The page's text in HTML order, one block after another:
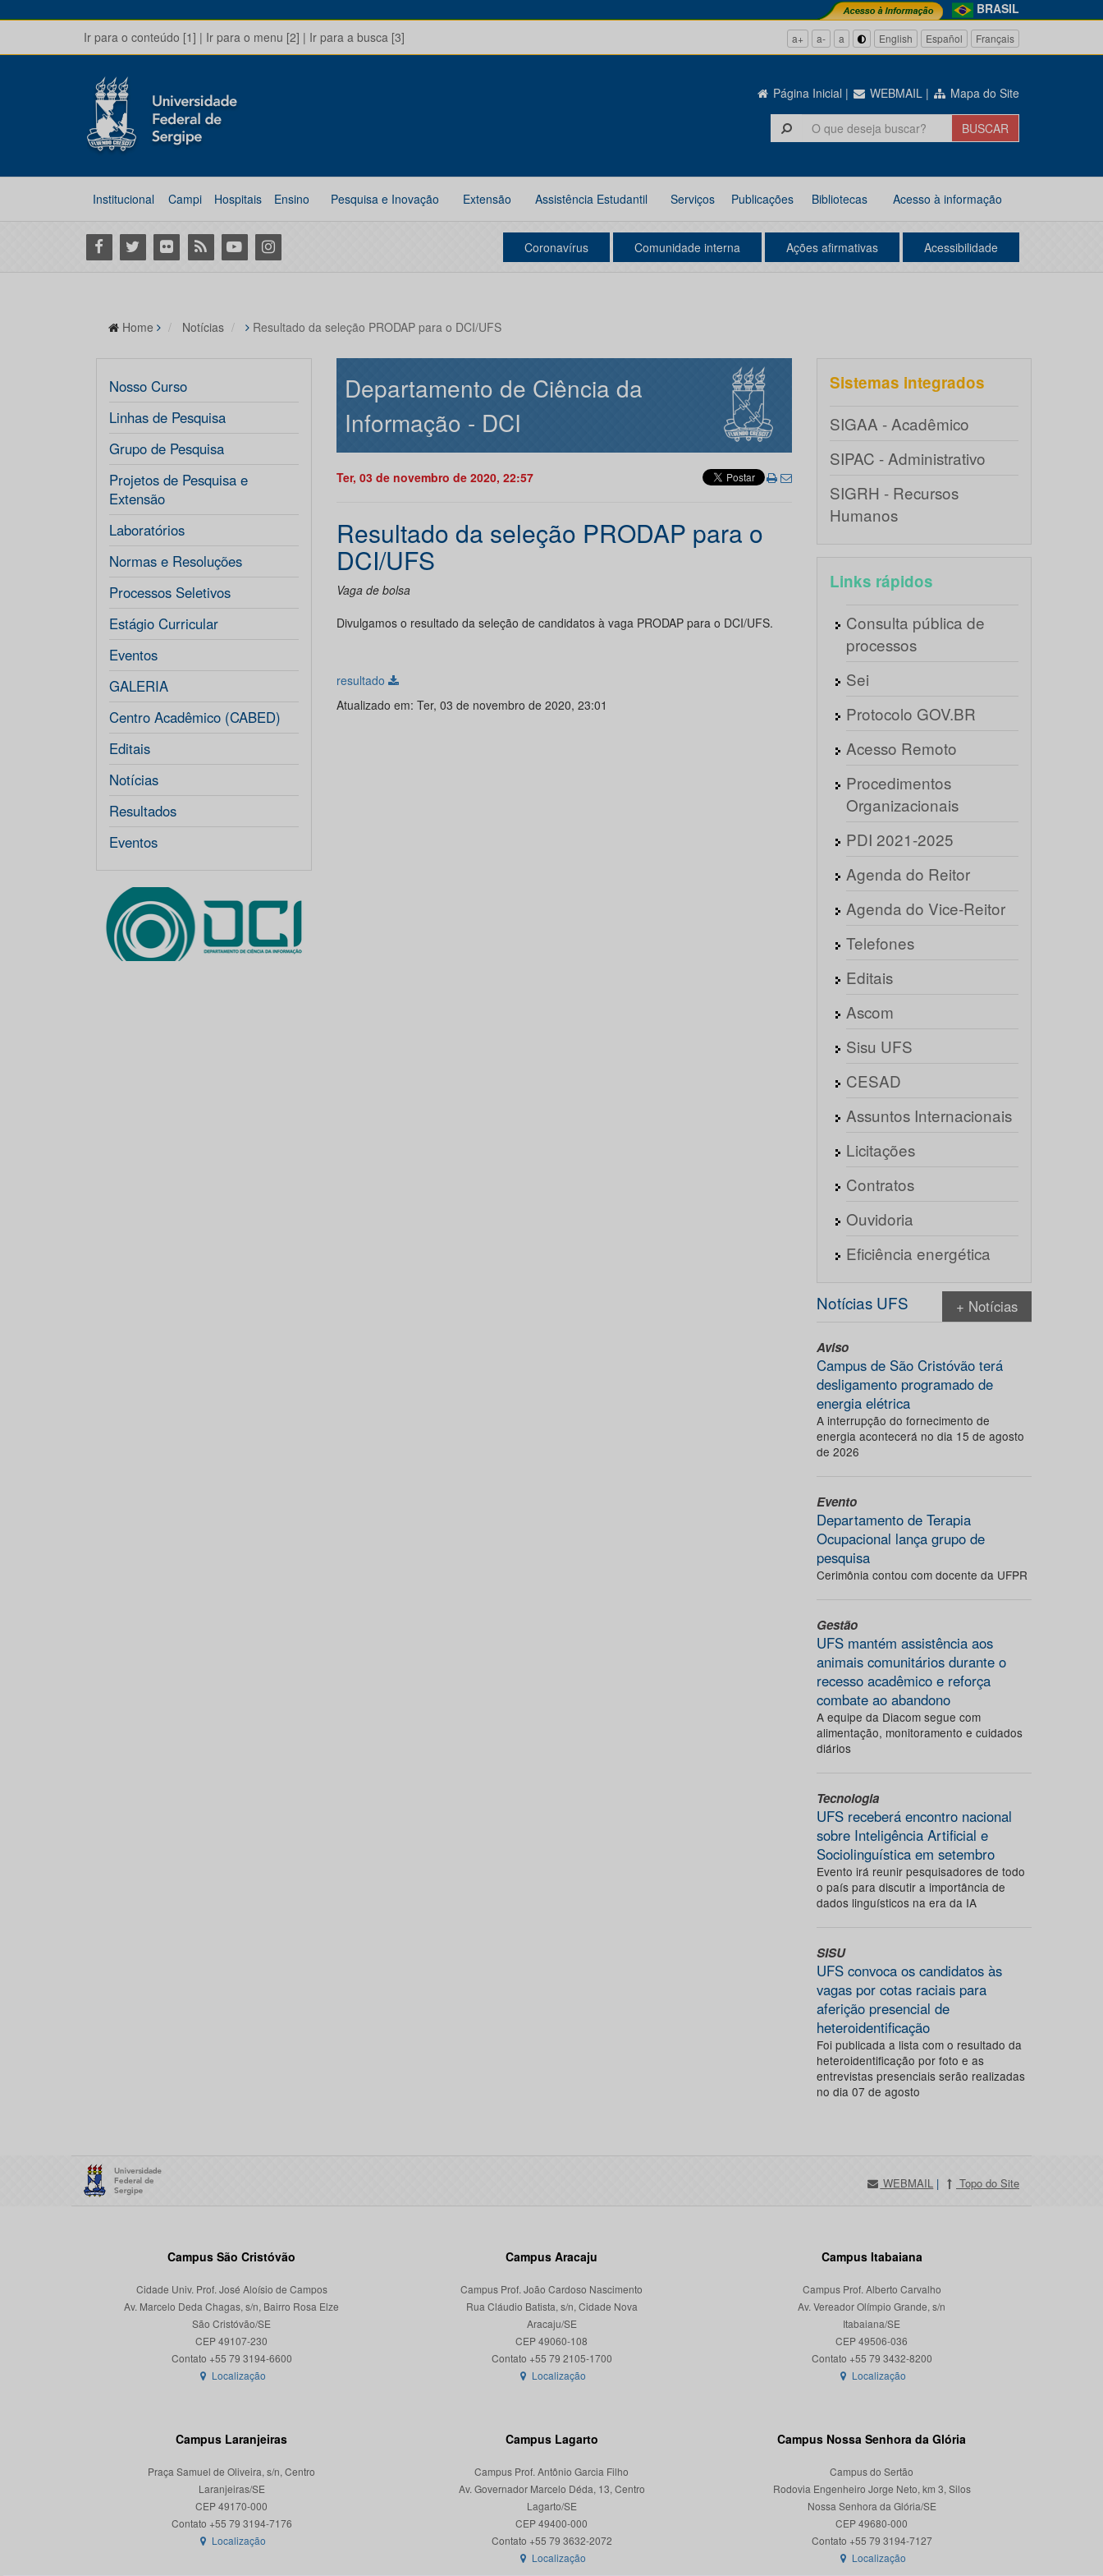
BRASIL
Ir para o conteúdo [1] | Ir para o menu [2] | Ir para a busca [3] a+ a- a English Español Français
Página Inicial | WEBMAIL | Mapa do Site
Institucional Campi Hospitais Ensino Pesquisa e Inovação Extensão Assistência Estudantil Serviços Publicações Bibliotecas Acesso à informação
Facebook
Twitter Flickr RSS YoutubeInstagram Coronavírus Comunidade interna Ações afirmativas Acessibilidade
Home Notícias Resultado da seleção PRODAP para o DCI/UFS
Nosso Curso
Linhas de Pesquisa
Grupo de Pesquisa
Projetos de Pesquisa e
Extensão
Laboratórios
Normas e Resoluções
Processos Seletivos
Estágio Curricular
Eventos
GALERIA
Centro Acadêmico (CABED)
Editais
Notícias
Resultados
Eventos
Departamento de Ciência da
Informação - DCI
Ter, 03 de novembro de 2020, 22:57
Resultado da seleção PRODAP para o
DCI/UFS
Vaga de bolsa
Divulgamos o resultado da seleção de candidatos à vaga PRODAP para o DCI/UFS.
resultado
Atualizado em: Ter, 03 de novembro de 2020, 23:01
Sistemas integrados
SIGAA - Acadêmico
SIPAC - Administrativo
SIGRH - Recursos
Humanos
Links rápidos
Consulta pública de
processos
Sei
Protocolo GOV.BR
Acesso Remoto
Procedimentos
Organizacionais
PDI 2021-2025
Agenda do Reitor
Agenda do Vice-Reitor
Telefones
Editais
Ascom
Sisu UFS
CESAD
Assuntos Internacionais
Licitações
Contratos
Ouvidoria
Eficiência energética
Notícias UFS + Notícias
Aviso
Campus de São Cristóvão terá
desligamento programado de
energia elétrica
A interrupção do fornecimento de
energia acontecerá no dia 15 de agosto
de 2026
Evento
Departamento de Terapia
Ocupacional lança grupo de
pesquisa
Cerimônia contou com docente da UFPR
Gestão
UFS mantém assistência aos
animais comunitários durante o
recesso acadêmico e reforça
combate ao abandono
A equipe da Diacom segue com
alimentação, monitoramento e cuidados
diários
Tecnologia
UFS receberá encontro nacional
sobre Inteligência Artificial e
Sociolinguística em setembro
Evento irá reunir pesquisadores de todo
o país para discutir a importância de
dados linguísticos na era da IA
SISU
UFS convoca os candidatos às
vagas por cotas raciais para
aferição presencial de
heteroidentificação
Foi publicada a lista com o resultado da
heteroidentificação por foto e as
entrevistas presenciais serão realizadas
no dia 07 de agosto
WEBMAIL | Topo do Site
Campus São Cristóvão
Cidade Univ. Prof. José Aloísio de Campos
Av. Marcelo Deda Chagas, s/n, Bairro Rosa Elze
São Cristóvão/SE
CEP 49107-230
Localização
Campus Aracaju
Campus Prof. João Cardoso Nascimento
Rua Cláudio Batista, s/n, Cidade Nova
Aracaju/SE
CEP 49060-108
Localização
Campus Itabaiana
Campus Prof. Alberto Carvalho
Av. Vereador Olímpio Grande, s/n
Itabaiana/SE
CEP 49506-036
Localização
Campus Laranjeiras
Praça Samuel de Oliveira, s/n, Centro
Laranjeiras/SE
CEP 49170-000
Localização
Campus Lagarto
Campus Prof. Antônio Garcia Filho
Av. Governador Marcelo Déda, 13, Centro
Lagarto/SE
CEP 49400-000
Localização
Campus Nossa Senhora da Glória
Campus do Sertão
Rodovia Engenheiro Jorge Neto, km 3, Silos
Nossa Senhora da Glória/SE
CEP 49680-000
Contato +55 79 3194-7127
Localização